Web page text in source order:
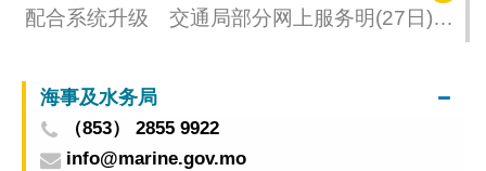
配合系统升级 交通局部分网上服务明(27日)晚
海事及水务局
（853） 2855 9922
info@marine.gov.mo